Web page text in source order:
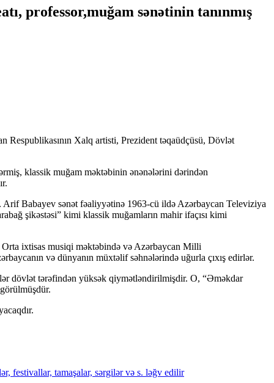
professor,muğam sənətinin tanınmış
Xalq artisti, Prezident təqaüdçüsü, Dövlət
klassik muğam məktəbinin ənənələrini dərindən
Babayev sənət fəaliyyətinə 1963-cü ildə Azərbaycan Televiziya
şikəstəsi” kimi klassik muğamların mahir ifaçısı kimi
ixtisas musiqi məktəbində və Azərbaycan Milli
və dünyanın müxtəlif səhnələrində uğurla çıxış edirlər.
dövlət tərəfindən yüksək qiymətləndirilmişdir. O, “Əməkdar
festivallar, tamaşalar, sərgilər və s. ləğv edilir